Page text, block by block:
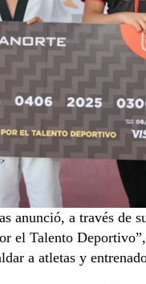
anunció, a través de
el Talento
a atletas y